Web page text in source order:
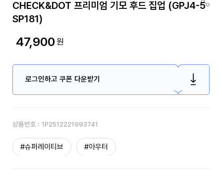
CHECK&DOT 프리미엄 기모 후드 집업 (GPJ4-5
SP181)
47,900원
로그인하고 쿠폰 다운받기
상품번호 : 1P2512221993741
#슈퍼레이티브 #아우터